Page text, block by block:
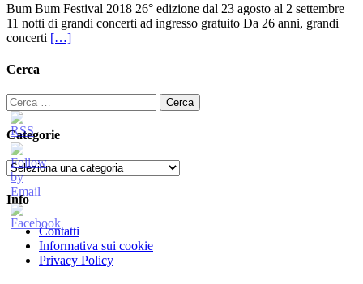
Bum Bum Festival 2018 26° edizione dal 23 agosto al 2 settembre
11 notti di grandi concerti ad ingresso gratuito Da 26 anni, grandi
concerti […]
Cerca
Ricerca
per:
Categorie
Categorie
Info
Contatti
Informativa sui cookie
Privacy Policy